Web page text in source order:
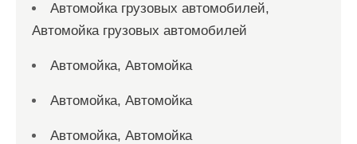
Автомойка грузовых автомобилей,
Автомойка грузовых автомобилей
Автомойка, Автомойка
Автомойка, Автомойка
Автомойка, Автомойка